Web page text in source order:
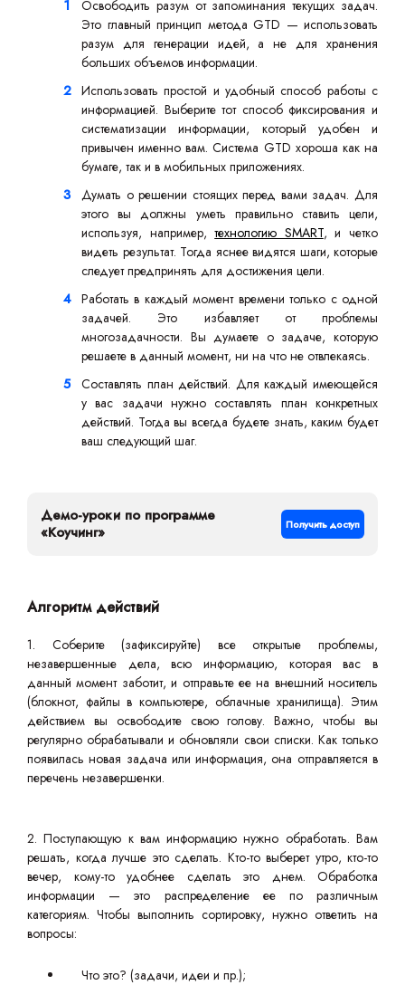
Освободить разум от запоминания текущих задач.
Это главный принцип метода GTD — использовать
разум для генерации идей, а не для хранения
больших объемов информации.
Использовать простой и удобный способ работы с
информацией. Выберите тот способ фиксирования и
систематизации информации, который удобен и
привычен именно вам. Система GTD хороша как на
бумаге, так и в мобильных приложениях.
Думать о решении стоящих перед вами задач. Для
этого вы должны уметь правильно ставить цели,
используя, например,технологию SMART, и четко
видеть результат. Тогда яснее видятся шаги, которые
следует предпринять для достижения цели.
Работать в каждый момент времени только с одной
задачей. Это избавляет от проблемы
многозадачности. Вы думаете о задаче, которую
решаете в данный момент, ни на что не отвлекаясь.
Составлять план действий. Для каждый имеющейся
у вас задачи нужно составлять план конкретных
действий. Тогда вы всегда будете знать, каким будет
ваш следующий шаг.
Демо-уроки по программе
«Коучинг»
Получить доступ
Алгоритм действий
1. Соберите (зафиксируйте) все открытые проблемы,
незавершенные дела, всю информацию, которая вас в
данный момент заботит, и отправьте ее на внешний носитель
(блокнот, файлы в компьютере, облачные хранилища). Этим
действием вы освободите свою голову. Важно, чтобы вы
регулярно обрабатывали и обновляли свои списки. Как только
появилась новая задача или информация, она отправляется в
перечень незавершенки.
2. Поступающую к вам информацию нужно обработать. Вам
решать, когда лучше это сделать. Кто-то выберет утро, кто-то
вечер, кому-то удобнее сделать это днем. Обработка
информации — это распределение ее по различным
категориям. Чтобы выполнить сортировку, нужно ответить на
вопросы:
Что это? (задачи, идеи и пр.);